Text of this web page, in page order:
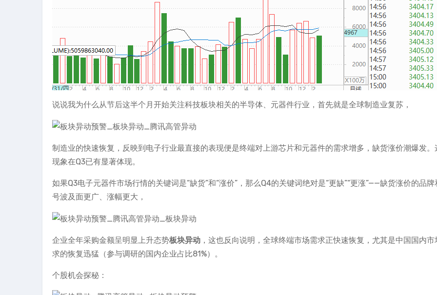
说说我为什么从节后这半个月开始关注科技板块相关的半导体、元器件行业，首先就是全球制造业复苏，
制造业的快速恢复，反映到电子行业最直接的表现便是终端对上游芯片和元器件的需求增多，缺货涨价潮爆发。
现象在Q3已有显著体现。
如果Q3电子元器件市场行情的关键词是“缺货”和“涨价”，那么Q4的关键词绝对是“更缺”“更涨”——缺货涨价的品牌
号波及面更广、涨幅更大，
企业全年采购金额呈明显上升态势板块异动 ，这也反向说明，全球终端市场需求正快速恢复，尤其是中国国内市
求的恢复迅猛（参与调研的国内企业占比81%）。
个股机会探秘：